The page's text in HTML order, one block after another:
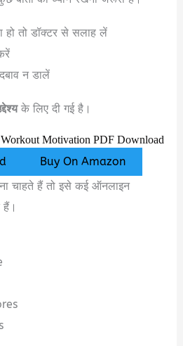
हो तो डॉक्टर से सलाह लें
न डालें
के लिए दी गई है।
Motivation PDF Download
Buy On Amazon
चाहते हैं तो इसे कई ऑनलाइन
हैं।